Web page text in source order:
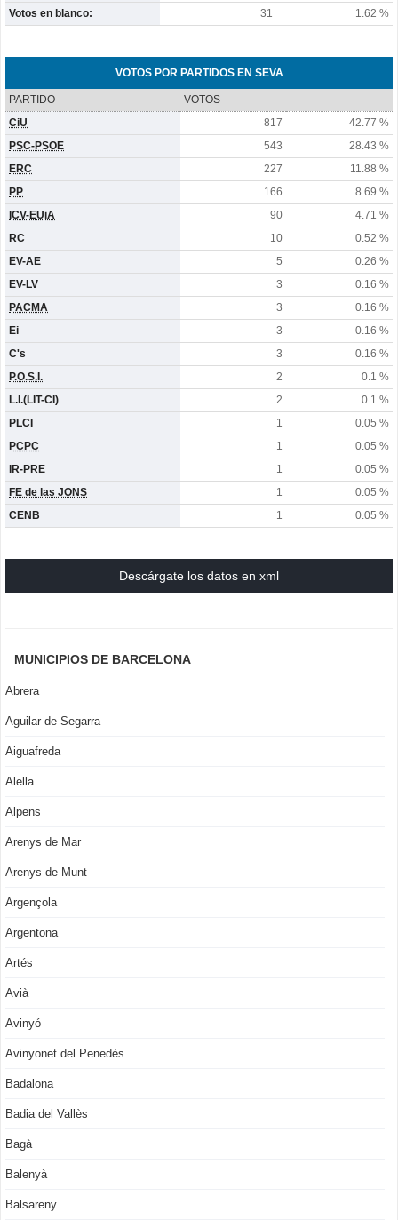
Votos en blanco:
31 1.62 %
VOTOS POR PARTIDOS EN SEVA
PARTIDO
VOTOS
CiU
817
42.77 %
PSC-PSOE
543
28.43 %
ERC
227
11.88 %
PP
166
8.69 %
ICV-EUiA
90
4.71 %
RC
10
0.52 %
EV-AE
5
0.26 %
EV-LV
3
0.16 %
PACMA
3
0.16 %
Ei
3
0.16 %
C's
3
0.16 %
P.O.S.I.
2
0.1 %
L.I.(LIT-CI)
2
0.1 %
PLCI
1
0.05 %
PCPC
1
0.05 %
IR-PRE
1
0.05 %
FE de las JONS
1
0.05 %
CENB
1 0.05 %
Descárgate los datos en xml
MUNICIPIOS DE BARCELONA
Abrera
Aguilar de Segarra
Aiguafreda
Alella
Alpens
Arenys de Mar
Arenys de Munt
Argençola
Argentona
Artés
Avià
Avinyó
Avinyonet del Penedès
Badalona
Badia del Vallès
Bagà
Balenyà
Balsareny